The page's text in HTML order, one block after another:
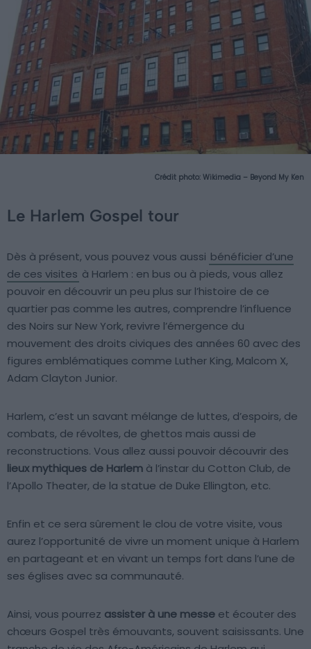
Crédit photo: Wikimedia – Beyond My Ken
Le Harlem Gospel tour
Dès à présent, vous pouvez vous aussi bénéficier d’une
de ces visites à Harlem : en bus ou à pieds, vous allez
pouvoir en découvrir un peu plus sur l’histoire de ce
quartier pas comme les autres, comprendre l’influence
des Noirs sur New York, revivre l’émergence du
mouvement des droits civiques des années 60 avec des
figures emblématiques comme Luther King, Malcom X,
Adam Clayton Junior.
Harlem, c’est un savant mélange de luttes, d’espoirs, de
combats, de révoltes, de ghettos mais aussi de
reconstructions. Vous allez aussi pouvoir découvrir des
lieux mythiques de Harlem à l’instar du Cotton Club, de
l’Apollo Theater, de la statue de Duke Ellington, etc.
Enfin et ce sera sûrement le clou de votre visite, vous
aurez l’opportunité de vivre un moment unique à Harlem
en partageant et en vivant un temps fort dans l’une de
ses églises avec sa communauté.
Ainsi, vous pourrez assister à une messe et écouter des
chœurs Gospel très émouvants, souvent saisissants. Une